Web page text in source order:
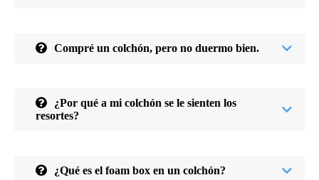
Compré un colchón, pero no duermo bien.
¿Por qué a mi colchón se le sienten los
resortes?
¿Qué es el foam box en un colchón?